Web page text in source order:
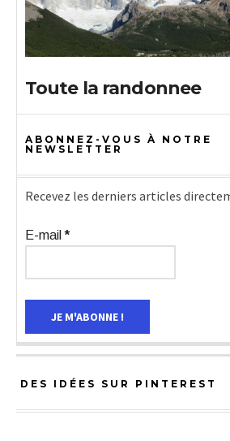
Toute la randonnee
ABONNEZ-VOUS À NOTRE
NEWSLETTER
Recevez les derniers articles
E-mail*
DES IDÉES SUR PINTEREST